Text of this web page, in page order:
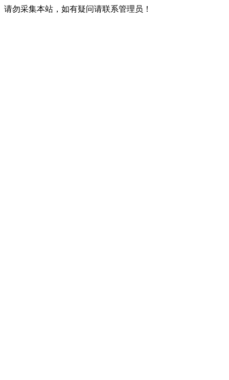
请勿采集本站，如有疑问请联系管理员！